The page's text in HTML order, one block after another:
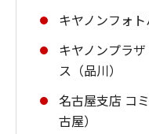
キヤノンフォ
キヤノンプラ
ス（品川）
名古屋支店 コ
古屋）